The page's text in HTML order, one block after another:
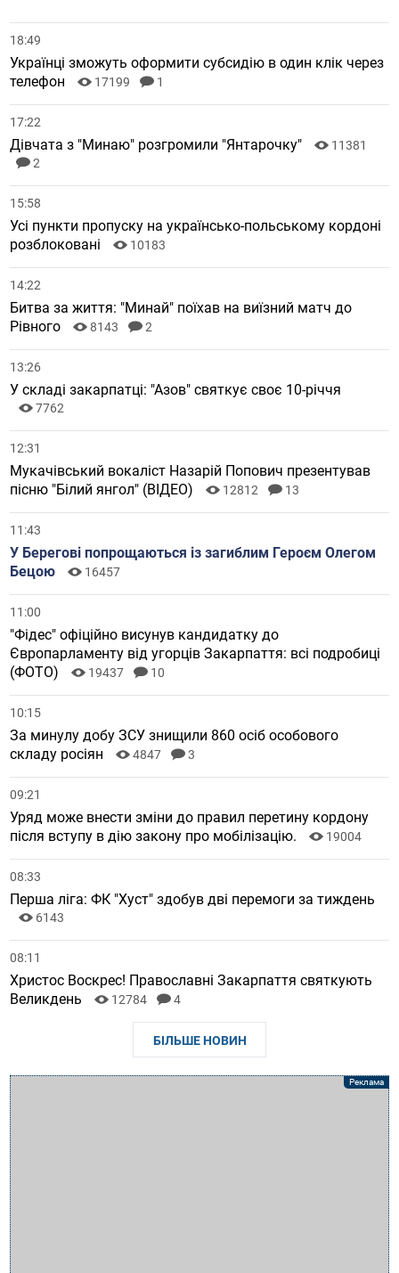
18:49
Українці зможуть оформити субсидію в один клік через
телефон
17199 1
17:22
Дівчата з "Минаю" розгромили "Янтарочку"
11381
2
15:58
Усі пункти пропуску на українсько-польському кордоні
розблоковані
10183
14:22
Битва за життя: "Минай" поїхав на виїзний матч до
Рівного
8143 2
13:26
У складі закарпатці: "Азов" святкує своє 10-річчя
7762
12:31
Мукачівський вокаліст Назарій Попович презентував
пісню "Білий янгол" (ВІДЕО)
12812 13
11:43
У Берегові попрощаються із загиблим Героєм Олегом
Бецою
16457
11:00
"Фідес" офіційно висунув кандидатку до
Європарламенту від угорців Закарпаття: всі подробиці
(ФОТО)
19437 10
10:15
За минулу добу ЗСУ знищили 860 осіб особового
складу росіян
4847 3
09:21
Уряд може внести зміни до правил перетину кордону
після вступу в дію закону про мобілізацію.
19004
08:33
Перша ліга: ФК "Хуст" здобув дві перемоги за тиждень
6143
08:11
Христос Воскрес! Православні Закарпаття святкують
Великдень
12784 4
БІЛЬШЕ НОВИН